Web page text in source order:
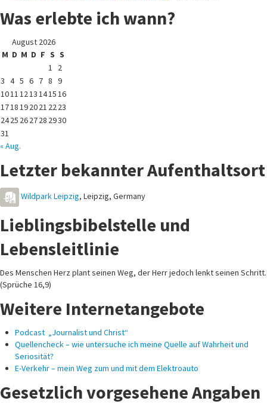
Was erlebte ich wann?
August 2026
M D M D F S S
1
2
3 4 5 6 7 8 9
10111213141516
1718192021 2223
2425 262728 2930
31
« Aug.
Letzter bekannter Aufenthaltsort
Wildpark Leipzig, Leipzig, Germany
Lieblingsbibelstelle und
Lebensleitlinie
Des Menschen Herz plant seinen Weg, der Herr jedoch lenkt seinen Schritt.
(Sprüche 16,9)
Weitere Internetangebote
Podcast „Journalist und Christ“
Quellencheck – wie untersuche ich meine Quelle auf Wahrheit und
Seriosität?
E-Verkehr – mein Weg zum und mit dem Elektroauto
Gesetzlich vorgesehene Angaben